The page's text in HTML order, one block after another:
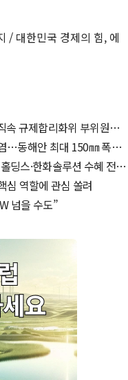
/ 대한민국 경제의 힘, 에
속 규제합리화위 부위원장
…동해안 최대 150㎜ 폭우
딩스·한화솔루션 수혜 전
심 역할에 관심 쏠려
넘을 수도”